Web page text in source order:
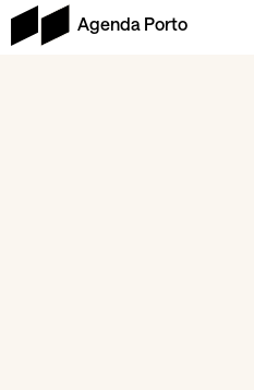
Agenda Porto